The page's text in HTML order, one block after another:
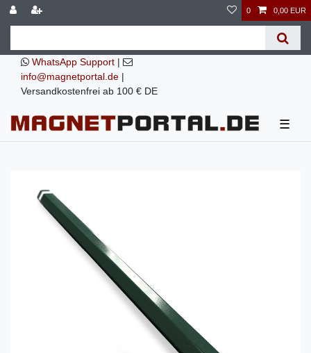
0 0,00 EUR
WhatsApp Support |
info@magnetportal.de |
Versandkostenfrei ab 100 € DE
☰